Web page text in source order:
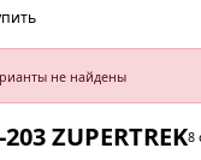
не найдены
ZUPERTREK8